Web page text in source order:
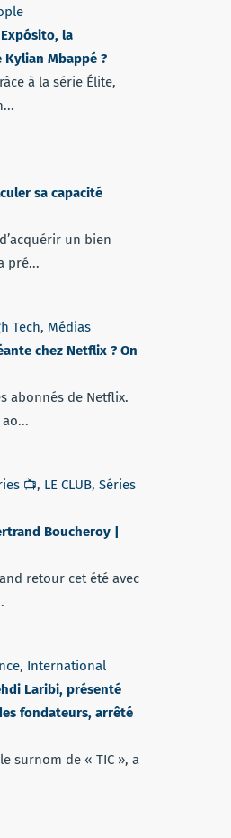
la
Kylian Mbappé ?
à la série Élite,
sa capacité
un bien
pré...
Tech, Médias
chez Netflix ? On
abonnés de Netflix.
📺, LE CLUB, Séries
Boucheroy |
retour cet été avec
, International
Laribi, présenté
fondateurs, arrêté
surnom de « TIC », a